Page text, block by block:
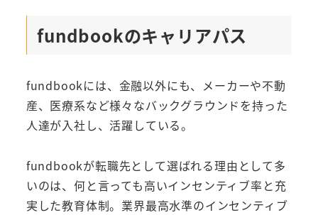
fundbookのキャリアパス
fundbookには、金融以外にも、メーカーや不動
産、医療系など様々なバックグラウンドを持った
人達が入社し、活躍している。
fundbookが転職先として選ばれる理由として多
いのは、何と言っても高いインセンティブ率と充
実した教育体制。業界最高水準のインセンティブ